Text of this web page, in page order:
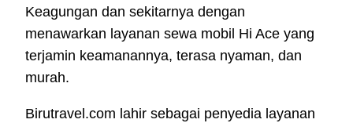
Keagungan dan sekitarnya dengan
menawarkan layanan sewa mobil Hi Ace yang
terjamin keamanannya, terasa nyaman, dan
murah.
Birutravel.com lahir sebagai penyedia layanan